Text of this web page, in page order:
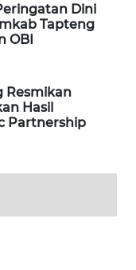
Dini
Tapteng
OBI
Resmikan
Hasil
Partnership